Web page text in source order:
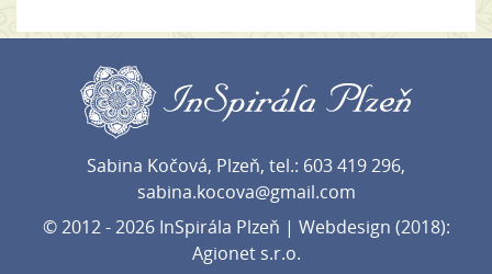
Sabina Kočová, Plzeň, tel.: 603 419 296,
sabina.kocova@gmail.com
© 2012 - 2026 InSpirála Plzeň | Webdesign (2018):
Agionet s.r.o.